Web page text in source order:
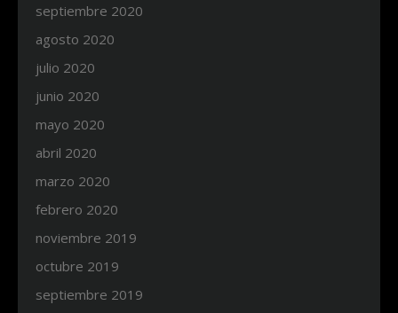
septiembre 2020
agosto 2020
julio 2020
junio 2020
mayo 2020
abril 2020
marzo 2020
febrero 2020
noviembre 2019
octubre 2019
septiembre 2019